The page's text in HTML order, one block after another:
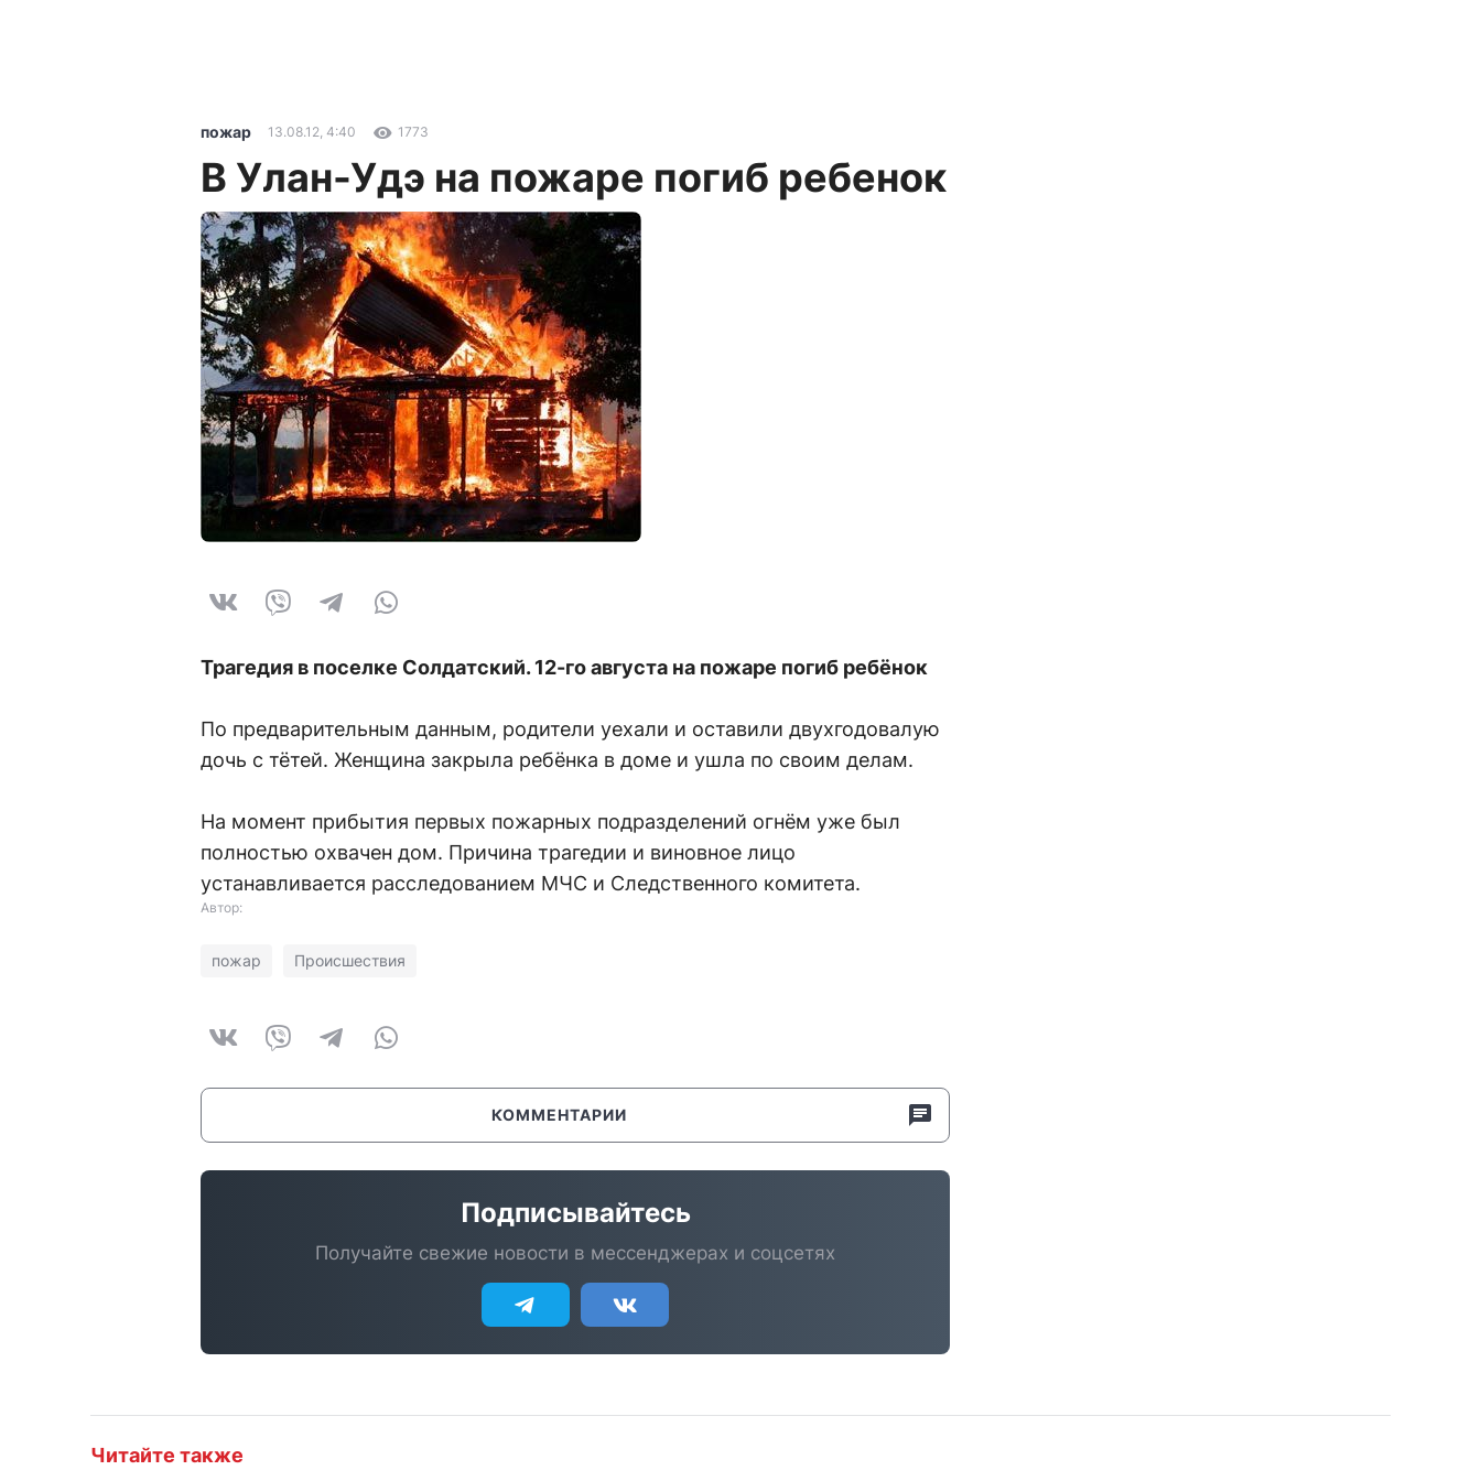
пожар 13.08.12, 4:40 1773
В Улан-Удэ на пожаре погиб ребенок
Трагедия в поселке Солдатский. 12-го августа на пожаре погиб ребёнок
По предварительным данным, родители уехали и оставили двухгодовалую
дочь с тётей. Женщина закрыла ребёнка в доме и ушла по своим делам.
На момент прибытия первых пожарных подразделений огнём уже был
полностью охвачен дом. Причина трагедии и виновное лицо
устанавливается расследованием МЧС и Следственного комитета.
Автор:
пожар Происшествия
КОММЕНТАРИИ
Подписывайтесь
Получайте свежие новости в мессенджерах и соцсетях
Читайте также